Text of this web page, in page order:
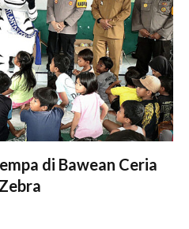
di Bawean Ceria